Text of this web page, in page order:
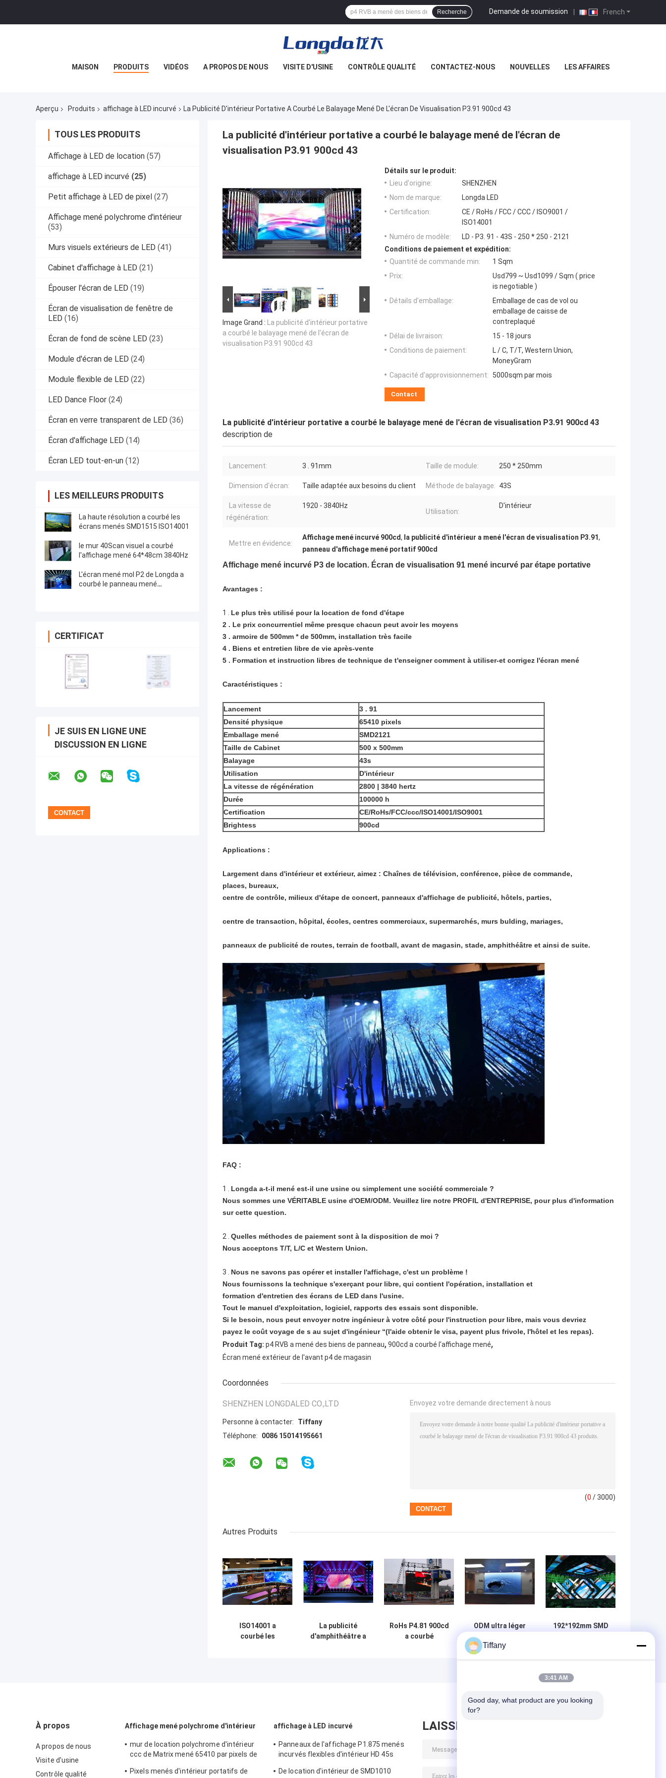
French
Demande de soumission |
Recherche
MAISON PRODUITS VIDÉOS A PROPOS DE NOUS VISITE D'USINE CONTRÔLE QUALITÉ CONTACTEZ-NOUS NOUVELLES LES AFFAIRES
Aperçu Produits affichage à LED incurvé La Publicité D'intérieur Portative A Courbé Le Balayage Mené De L'écran De Visualisation P3.91 900cd 43
TOUS LES PRODUITS
Affichage à LED de location (57)
affichage à LED incurvé (25)
Petit affichage à LED de pixel (27)
Affichage mené polychrome d'intérieur
(53)
Murs visuels extérieurs de LED (41)
Cabinet d'affichage à LED (21)
Épouser l'écran de LED (19)
Écran de visualisation de fenêtre de
LED (16)
Écran de fond de scène LED (23)
Module d'écran de LED (24)
Module flexible de LED (22)
LED Dance Floor (24)
Écran en verre transparent de LED (36)
Écran d'affichage LED (14)
Écran LED tout-en-un (12)
LES MEILLEURS PRODUITS
La haute résolution a courbé les
écrans menés SMD1515 ISO14001
le mur 40Scan visuel a courbé
l'affichage mené 64*48cm 3840Hz
L'écran mené mol P2 de Longda a
courbé le panneau mené
CERTIFICAT
JE SUIS EN LIGNE UNE
DISCUSSION EN LIGNE
La publicité d'intérieur portative a courbé le balayage mené de l'écran de
visualisation P3.91 900cd 43
Image Grand : La publicité d'intérieur portative
a courbé le balayage mené de l'écran de
visualisation P3.91 900cd 43
Détails sur le produit:
Lieu d'origine:
SHENZHEN
Nom de marque:
Longda LED
Certification:
CE / RoHs / FCC / CCC / ISO9001 /
ISO14001
Numéro de modèle:
LD - P3. 91 - 43S - 250 * 250 - 2121
Conditions de paiement et expédition:
Quantité de commande min:
1 Sqm
Prix:
Usd799 ~ Usd1099 / Sqm ( price
is negotiable )
Détails d'emballage:
Emballage de cas de vol ou
emballage de caisse de
contreplaqué
Délai de livraison:
15 - 18 jours
Conditions de paiement:
L / C, T/T, Western Union,
MoneyGram
Capacité d'approvisionnement:
5000sqm par mois
Contact
La publicité d'intérieur portative a courbé le balayage mené de l'écran de visualisation P3.91 900cd 43
description de
Lancement: 3 . 91mm Taille de module: 250 * 250mm
Dimension d'écran: Taille adaptée aux besoins du client Méthode de balayage: 43S
La vitesse de
régénération:
1920 - 3840Hz
Utilisation:
D'intérieur
Mettre en évidence:
Affichage mené incurvé 900cd, la publicité d'intérieur a mené l'écran de visualisation P3.91,
panneau d'affichage mené portatif 900cd
Affichage mené incurvé P3 de location. Écran de visualisation 91 mené incurvé par étape portative
Avantages :
1 . Le plus très utilisé pour la location de fond d'étape
2 . Le prix concurrentiel même presque chacun peut avoir les moyens
3 . armoire de 500mm * de 500mm, installation très facile
4 . Biens et entretien libre de vie après-vente
5 . Formation et instruction libres de technique de t'enseigner comment à utiliser-et corrigez l'écran mené
Caractéristiques :
Lancement
3 . 91
Densité physique
65410 pixels
Emballage mené
SMD2121
Taille de Cabinet
500 x 500mm
Balayage
43s
Utilisation
D'intérieur
La vitesse de régénération
2800 | 3840 hertz
Durée
100000 h
Certification
CE/RoHs/FCC/ccc/ISO14001/ISO9001
Brightess
900cd
Applications :
Largement dans d'intérieur et extérieur, aimez : Chaînes de télévision, conférence, pièce de commande,
places, bureaux,
centre de contrôle, milieux d'étape de concert, panneaux d'affichage de publicité, hôtels, parties,
centre de transaction, hôpital, écoles, centres commerciaux, supermarchés, murs bulding, mariages,
panneaux de publicité de routes, terrain de football, avant de magasin, stade, amphithéâtre et ainsi de suite.
FAQ :
1 . Longda a-t-il mené est-il une usine ou simplement une société commerciale ?
Nous sommes une VÉRITABLE usine d'OEM/ODM. Veuillez lire notre PROFIL d'ENTREPRISE, pour plus d'information
sur cette question.
2 . Quelles méthodes de paiement sont à la disposition de moi ?
Nous acceptons T/T, L/C et Western Union.
3 . Nous ne savons pas opérer et installer l'affichage, c'est un problème !
Nous fournissons la technique s'exerçant pour libre, qui contient l'opération, installation et
formation d'entretien des écrans de LED dans l'usine.
Tout le manuel d'exploitation, logiciel, rapports des essais sont disponible.
Si le besoin, nous peut envoyer notre ingénieur à votre côté pour l'instruction pour libre, mais vous devriez
payez le coût voyage de s au sujet d'ingénieur “(l'aide obtenir le visa, payent plus frivole, l'hôtel et les repas).
Produit Tag: p4 RVB a mené des biens de panneau, 900cd a courbé l'affichage mené,
Écran mené extérieur de l'avant p4 de magasin
Coordonnées
SHENZHEN LONGDALED CO.,LTD
Personne à contacter:
Tiffany
Téléphone:
0086 15014195661
Envoyez votre demande directement à nous
(0 / 3000)
Autres Produits
ISO14001 a
courbé les
La publicité
d'amphithéâtre a
RoHs P4.81 900cd
a courbé
ODM ultra léger
1R1G1B a courbé
l'écran mené pour
le lieu de réunion
192*192mm SMD
d'étalage P3mm
À propos
A propos de nous
Visite d'usine
Contrôle qualité
Affichage mené polychrome d'intérieur
mur de location polychrome d'intérieur
ccc de Matrix mené 65410 par pixels de
Pixels menés d'intérieur portatifs de
affichage à LED incurvé
Panneaux de l'affichage P1.875 menés
incurvés flexibles d'intérieur HD 45s
De location d'intérieur de SMD1010
LAISSEZ UN MESSAGE
Tiffany
3:41 AM
Good day, what product are you looking
for?